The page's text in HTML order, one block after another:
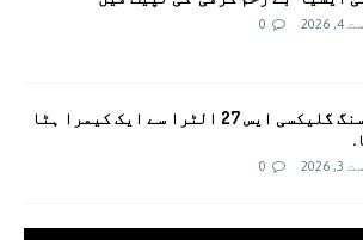
2026
0
سام سنگ گلیکسی ایس 27 الٹرا سے ایک کیمرا ہٹا
2026
0